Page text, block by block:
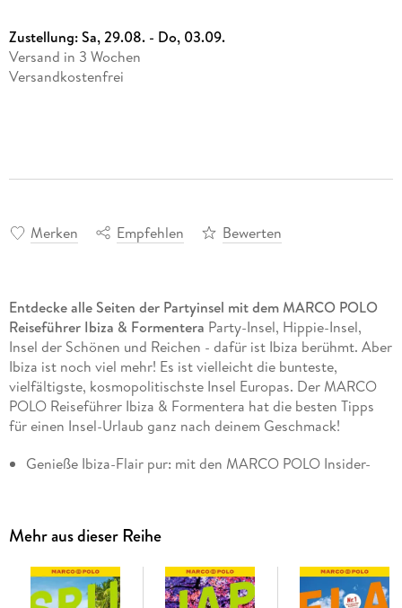
Zustellung:Sa, 29.08. - Do, 03.09.
Versand in 3 Wochen
Versandkostenfrei
Merken Empfehlen Bewerten
Entdecke alle Seiten der Partyinsel mit dem MARCO POLO
Reiseführer Ibiza & Formentera Party-Insel, Hippie-Insel,
Insel der Schönen und Reichen - dafür ist Ibiza berühmt. Aber
Ibiza ist noch viel mehr! Es ist vielleicht die bunteste,
vielfältigste, kosmopolitischste Insel Europas. Der MARCO
POLO Reiseführer Ibiza & Formentera hat die besten Tipps
für einen Insel-Urlaub ganz nach deinem Geschmack!
Genieße Ibiza-Flair pur: mit den MARCO POLO Insider-
die spanische Küche mit den MARCO POLO Tipps für
Hier gibt's Hippie-Feeling: Mit einer Ente die Insel
erkunden oder auf dem Night Market von Las Dalias
Mehr aus dieser Reihe